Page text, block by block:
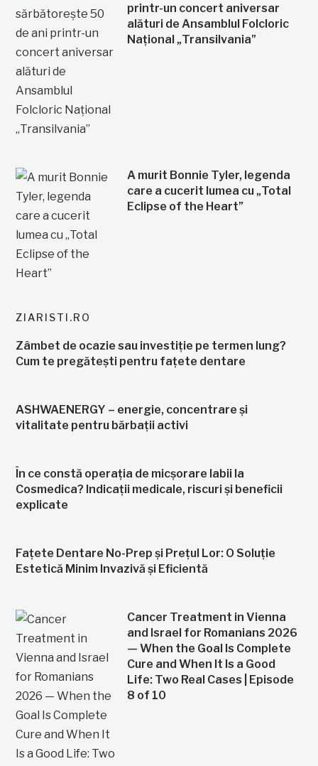
printr-un concert aniversar
alături de Ansamblul Folcloric
Național „Transilvania”
A murit Bonnie Tyler, legenda
care a cucerit lumea cu „Total
Eclipse of the Heart”
ZIARISTI.RO
Zâmbet de ocazie sau investiție pe termen lung?
Cum te pregătești pentru fațete dentare
ASHWAENERGY – energie, concentrare și
vitalitate pentru bărbații activi
În ce constă operația de micșorare labii la
Cosmedica? Indicații medicale, riscuri și beneficii
explicate
Fațete Dentare No-Prep și Prețul Lor: O Soluție
Estetică Minim Invazivă și Eficientă
Cancer Treatment in Vienna
and Israel for Romanians 2026
— When the Goal Is Complete
Cure and When It Is a Good
Life: Two Real Cases | Episode
8 of 10